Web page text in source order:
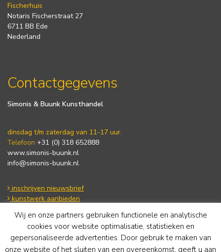
Fischerhuis
Notaris Fischerstraat 27
6711 BB Ede
Nederland
Contactgegevens
Simonis & Buunk Kunsthandel
dinsdag t/m zaterdag van 11-17 uur.
Telefoon +31 (0) 318 652888
www.simonis-buunk.nl
info@simonis-buunk.nl
inschrijven nieuwsbrief
kunstwerk aanbieden
Algemene voorwaarden
Privacy statement
Cookie Policy
Wij en onze partners gebruiken functionele en analytische
cookies voor website optimalisatie, statistieken en
gepersonaliseerde advertenties. Door gebruik te maken van
onze website of het sluiten van een overeenkomst, geeft u aan